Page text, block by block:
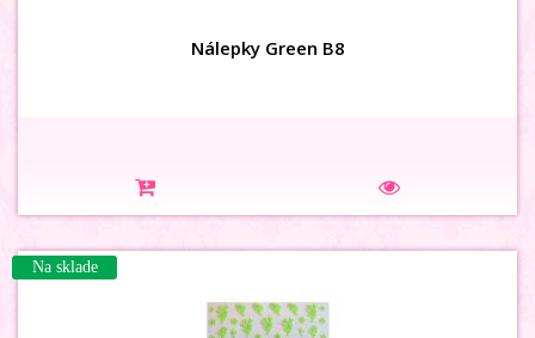
Nálepky Green B8
Na sklade